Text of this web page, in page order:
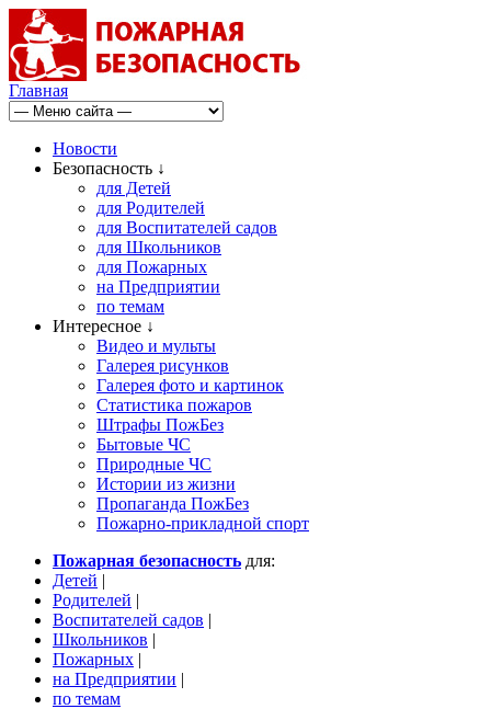
Главная
Новости
Безопасность ↓
для Детей
для Родителей
для Воспитателей садов
для Школьников
для Пожарных
на Предприятии
по темам
Интересное ↓
Видео и мульты
Галерея рисунков
Галерея фото и картинок
Статистика пожаров
Штрафы ПожБез
Бытовые ЧС
Природные ЧС
Истории из жизни
Пропаганда ПожБез
Пожарно-прикладной спорт
Пожарная безопасность для:
Детей |
Родителей |
Воспитателей садов |
Школьников |
Пожарных |
на Предприятии |
по темам